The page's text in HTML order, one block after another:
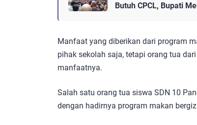
Butuh CPCL, Bupati
Manfaat yang diberikan dari program
pihak sekolah saja, tetapi orang tua
manfaatnya.
Salah satu orang tua siswa SDN 10
dengan hadirnya program makan